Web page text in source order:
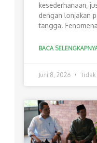
kesederhanaan,
dengan lonjakan
tangga. Fenomena
BACA
Juni 8, 2026 Tidak